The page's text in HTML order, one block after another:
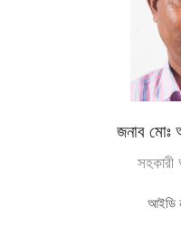
জনাব
আইডি